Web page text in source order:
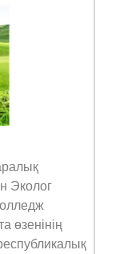
Эколог
өзенінің